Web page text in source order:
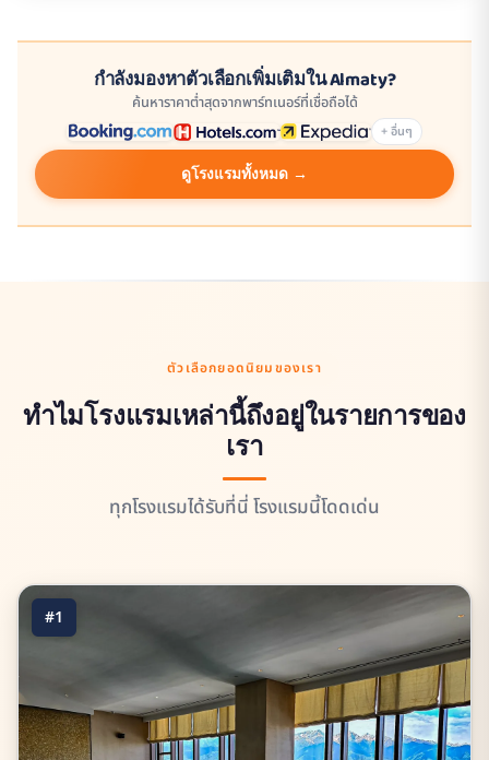
กำลังมองหาตัวเลือกเพิ่มเติมใน Almaty?
ค้นหาราคาต่ำสุดจากพาร์ทเนอร์ที่เชื่อถือได้
+ อื่นๆ
ดูโรงแรมทั้งหมด →
ตัวเลือกยอดนิยมของเรา
ทำไมโรงแรมเหล่านี้ถึงอยู่ในรายการของ
เรา
ทุกโรงแรมได้รับที่นี่ โรงแรมนี้โดดเด่น
#1